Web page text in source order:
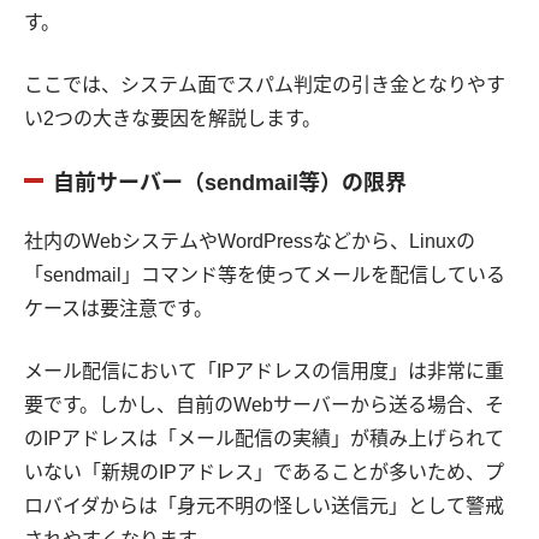
す。
ここでは、システム面でスパム判定の引き金となりやす
い2つの大きな要因を解説します。
自前サーバー（sendmail等）の限界
社内のWebシステムやWordPressなどから、Linuxの
「sendmail」コマンド等を使ってメールを配信している
ケースは要注意です。
メール配信において「IPアドレスの信用度」は非常に重
要です。しかし、自前のWebサーバーから送る場合、そ
のIPアドレスは「メール配信の実績」が積み上げられて
いない「新規のIPアドレス」であることが多いため、プ
ロバイダからは「身元不明の怪しい送信元」として警戒